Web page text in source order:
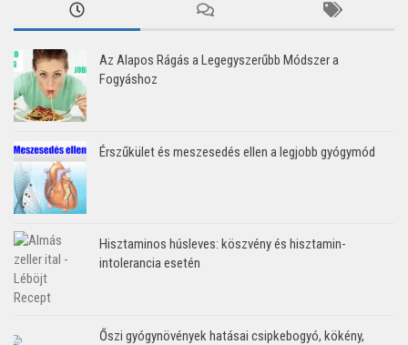
Az Alapos Rágás a Legegyszerűbb Módszer a
Fogyáshoz
Érszűkület és meszesedés ellen a legjobb gyógymód
Hisztaminos húsleves: köszvény és hisztamin-
intolerancia esetén
Őszi gyógynövények hatásai csipkebogyó, kökény,